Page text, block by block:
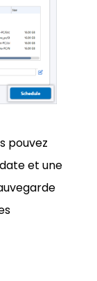
pouvez
et une